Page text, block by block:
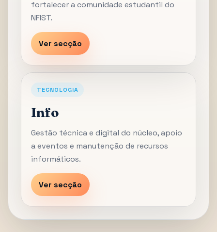
fortalecer a comunidade estudantil do
NFIST.
Ver secção
TECNOLOGIA
Info
Gestão técnica e digital do núcleo, apoio
a eventos e manutenção de recursos
informáticos.
Ver secção